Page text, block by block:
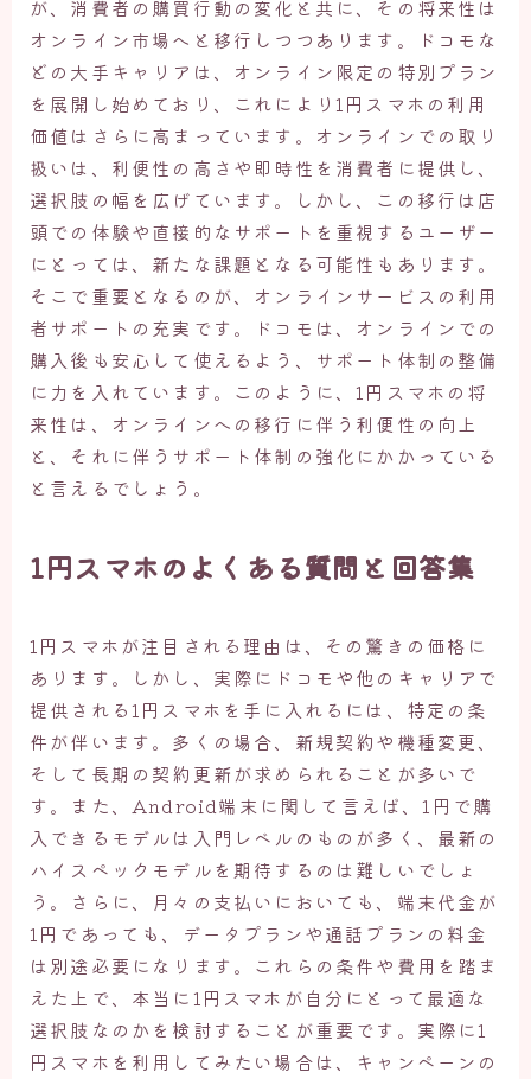
が、消費者の購買行動の変化と共に、その将来性は
オンライン市場へと移行しつつあります。ドコモな
どの大手キャリアは、オンライン限定の特別プラン
を展開し始めており、これにより1円スマホの利用
価値はさらに高まっています。オンラインでの取り
扱いは、利便性の高さや即時性を消費者に提供し、
選択肢の幅を広げています。しかし、この移行は店
頭での体験や直接的なサポートを重視するユーザー
にとっては、新たな課題となる可能性もあります。
そこで重要となるのが、オンラインサービスの利用
者サポートの充実です。ドコモは、オンラインでの
購入後も安心して使えるよう、サポート体制の整備
に力を入れています。このように、1円スマホの将
来性は、オンラインへの移行に伴う利便性の向上
と、それに伴うサポート体制の強化にかかっている
と言えるでしょう。
1円スマホのよくある質問と回答集
1円スマホが注目される理由は、その驚きの価格に
あります。しかし、実際にドコモや他のキャリアで
提供される1円スマホを手に入れるには、特定の条
件が伴います。多くの場合、新規契約や機種変更、
そして長期の契約更新が求められることが多いで
す。また、Android端末に関して言えば、1円で購
入できるモデルは入門レベルのものが多く、最新の
ハイスペックモデルを期待するのは難しいでしょ
う。さらに、月々の支払いにおいても、端末代金が
1円であっても、データプランや通話プランの料金
は別途必要になります。これらの条件や費用を踏ま
えた上で、本当に1円スマホが自分にとって最適な
選択肢なのかを検討することが重要です。実際に1
円スマホを利用してみたい場合は、キャンペーンの